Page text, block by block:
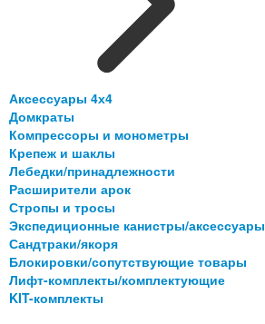
Аксессуары 4х4
Домкраты
Компрессоры и монометры
Крепеж и шаклы
Лебедки/принадлежности
Расширители арок
Стропы и тросы
Экспедиционные канистры/аксессуары
Сандтраки/якоря
Блокировки/сопутствующие товары
Лифт-комплекты/комплектующие
KIT-комплекты